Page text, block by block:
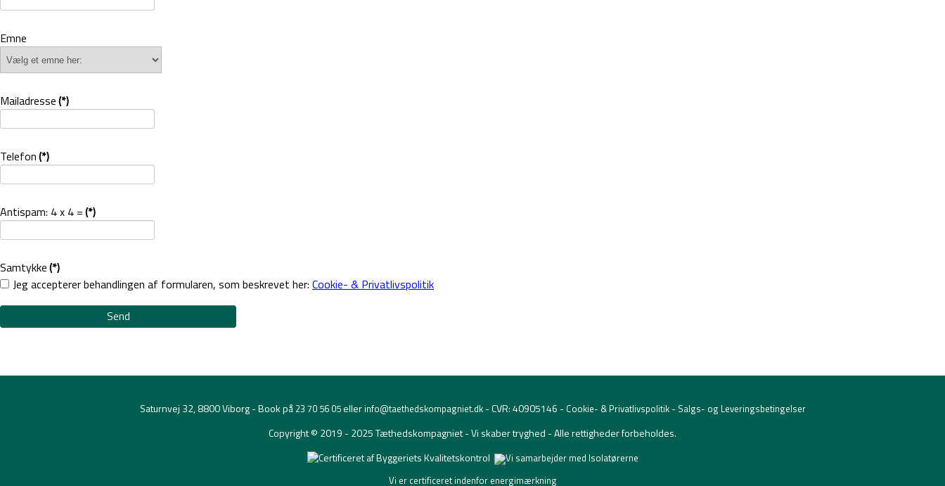
Emne
Mailadresse(*)
Telefon(*)
Antispam: 4 x 4 =(*)
Samtykke(*)
Jeg accepterer behandlingen af formularen, som beskrevet her: Cookie- & Privatlivspolitik
Send
Saturnvej 32, 8800 Viborg - Book på 23 70 56 05eller info@taethedskompagniet.dk- CVR: 40905146 - Cookie- & Privatlivspolitik- Salgs- og Leveringsbetingelser
Copyright © 2019 - 2025 Tæthedskompagniet - Vi skaber tryghed - Alle rettigheder forbeholdes.
Vi er certificeret indenfor energimærkning